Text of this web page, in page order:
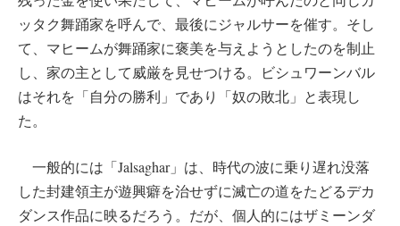
ッタク舞踊家を呼んで、最後にジャルサーを催す。そし
て、マヒームが舞踊家に褒美を与えようとしたのを制止
し、家の主として威厳を見せつける。ビシュワーンバル
はそれを「自分の勝利」であり「奴の敗北」と表現し
た。
一般的には「Jalsaghar」は、時代の波に乗り遅れ没落
した封建領主が遊興癖を治せずに滅亡の道をたどるデカ
ダンス作品に映るだろう。だが、個人的にはザミーンダ